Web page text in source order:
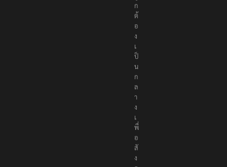
ก
ต้
อ
ง
เ
ป็
น
ก
ล
า
ง
เ
พื่
อ
สั
ง